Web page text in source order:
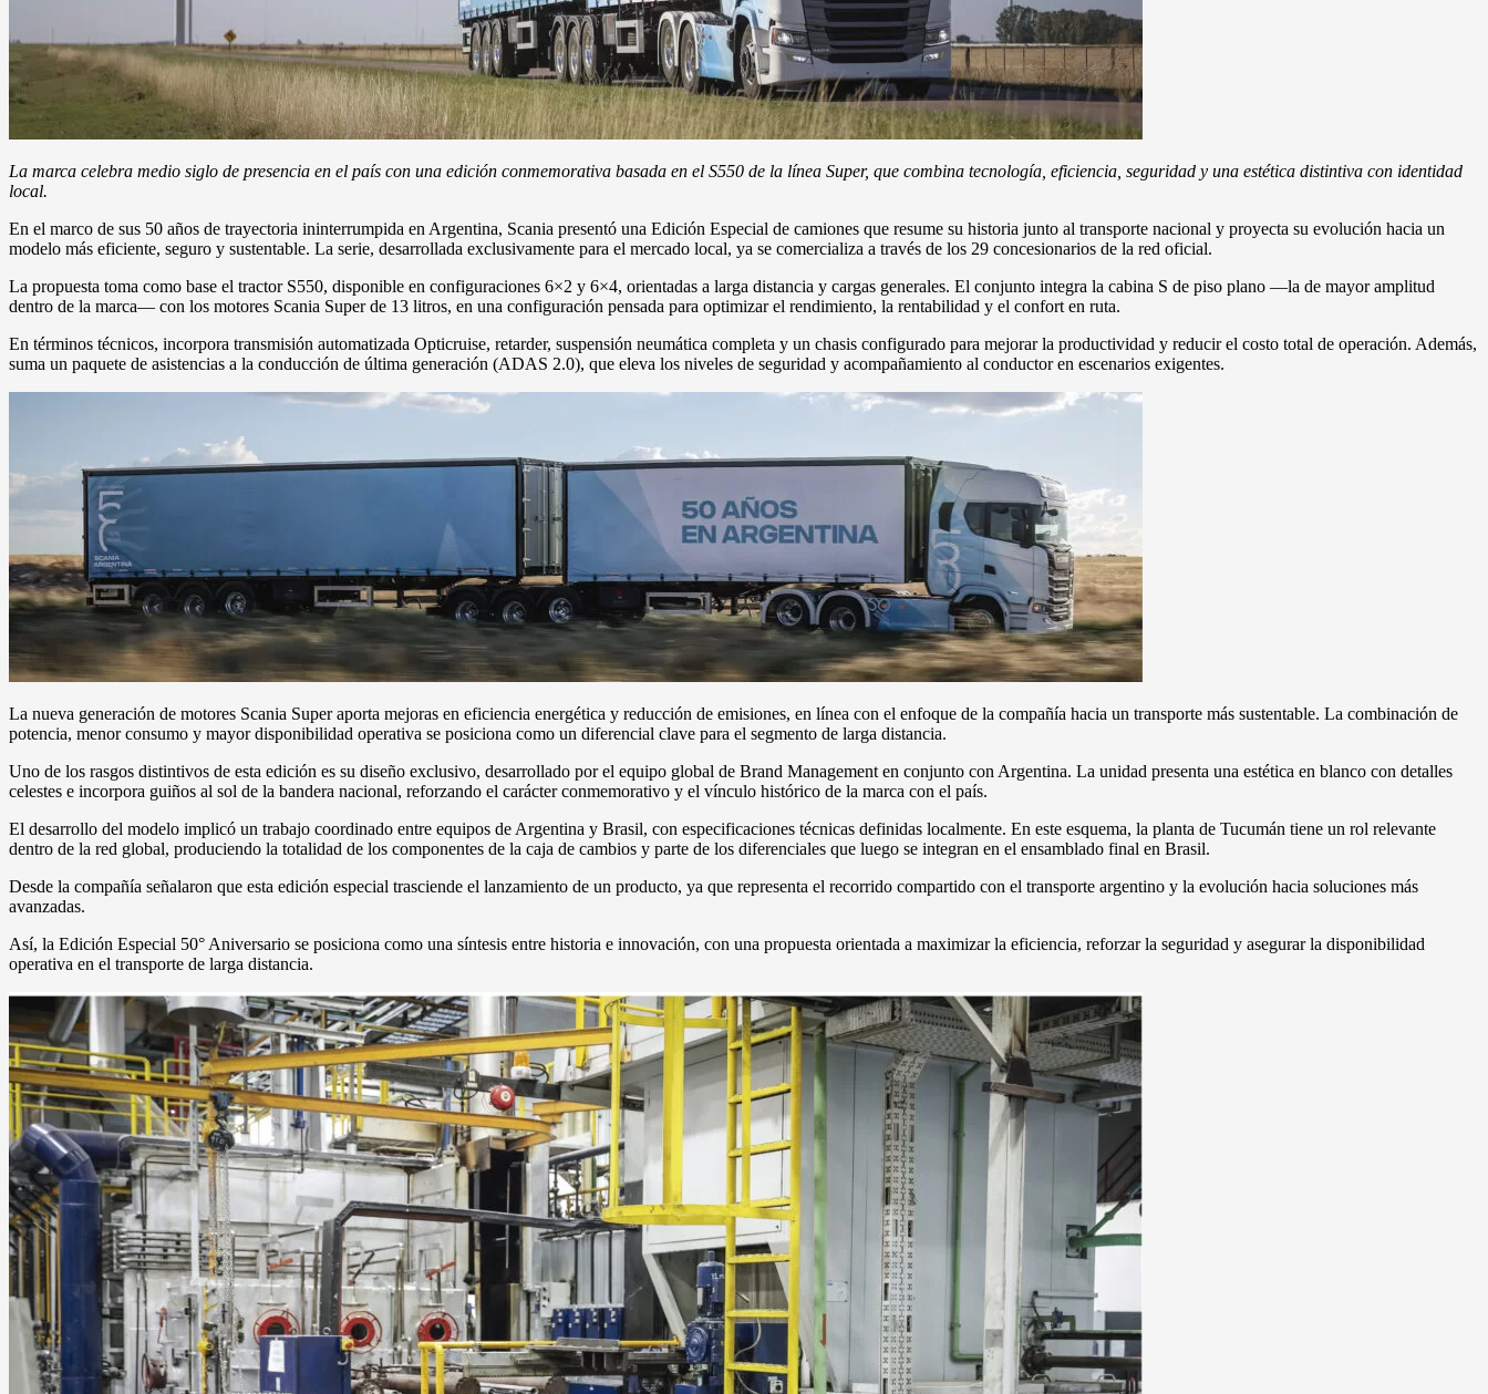
La marca celebra medio siglo de presencia en el país con una edición conmemorativa basada en el S550 de la línea Super, que combina tecnología, eficiencia, seguridad y una estética distintiva con identidad
local.
En el marco de sus 50 años de trayectoria ininterrumpida en Argentina, Scania presentó una Edición Especial de camiones que resume su historia junto al transporte nacional y proyecta su evolución hacia un
modelo más eficiente, seguro y sustentable. La serie, desarrollada exclusivamente para el mercado local, ya se comercializa a través de los 29 concesionarios de la red oficial.
La propuesta toma como base el tractor S550, disponible en configuraciones 6×2 y 6×4, orientadas a larga distancia y cargas generales. El conjunto integra la cabina S de piso plano —la de mayor amplitud
dentro de la marca— con los motores Scania Super de 13 litros, en una configuración pensada para optimizar el rendimiento, la rentabilidad y el confort en ruta.
En términos técnicos, incorpora transmisión automatizada Opticruise, retarder, suspensión neumática completa y un chasis configurado para mejorar la productividad y reducir el costo total de operación. Además,
suma un paquete de asistencias a la conducción de última generación (ADAS 2.0), que eleva los niveles de seguridad y acompañamiento al conductor en escenarios exigentes.
La nueva generación de motores Scania Super aporta mejoras en eficiencia energética y reducción de emisiones, en línea con el enfoque de la compañía hacia un transporte más sustentable. La combinación de
potencia, menor consumo y mayor disponibilidad operativa se posiciona como un diferencial clave para el segmento de larga distancia.
Uno de los rasgos distintivos de esta edición es su diseño exclusivo, desarrollado por el equipo global de Brand Management en conjunto con Argentina. La unidad presenta una estética en blanco con detalles
celestes e incorpora guiños al sol de la bandera nacional, reforzando el carácter conmemorativo y el vínculo histórico de la marca con el país.
El desarrollo del modelo implicó un trabajo coordinado entre equipos de Argentina y Brasil, con especificaciones técnicas definidas localmente. En este esquema, la planta de Tucumán tiene un rol relevante
dentro de la red global, produciendo la totalidad de los componentes de la caja de cambios y parte de los diferenciales que luego se integran en el ensamblado final en Brasil.
Desde la compañía señalaron que esta edición especial trasciende el lanzamiento de un producto, ya que representa el recorrido compartido con el transporte argentino y la evolución hacia soluciones más
avanzadas.
Así, la Edición Especial 50° Aniversario se posiciona como una síntesis entre historia e innovación, con una propuesta orientada a maximizar la eficiencia, reforzar la seguridad y asegurar la disponibilidad
operativa en el transporte de larga distancia.